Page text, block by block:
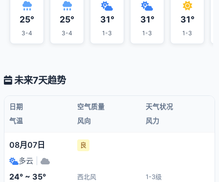
25°
3-4
25°
3-4
31°
1-3
31°
1-3
31°
1-3
未来7天趋势
日期 空气质量
天气状况
气温
风向 风力
08月07日 良
多云
24° ~ 35° 西北风 1-3级